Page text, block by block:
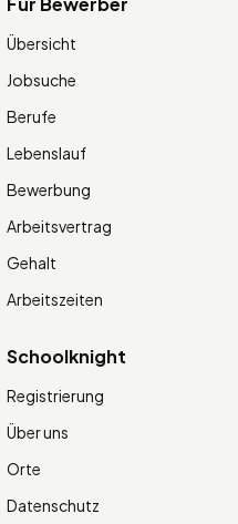
Übersicht
Jobsuche
Berufe
Lebenslauf
Bewerbung
Arbeitsvertrag
Gehalt
Arbeitszeiten
Schoolknight
Registrierung
Über uns
Orte
Datenschutz